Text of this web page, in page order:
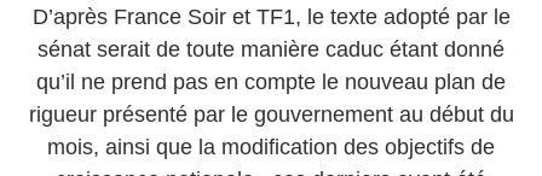
D’après France Soir et TF1, le texte adopté par le
sénat serait de toute manière caduc étant donné
qu’il ne prend pas en compte le nouveau plan de
rigueur présenté par le gouvernement au début du
mois, ainsi que la modification des objectifs de